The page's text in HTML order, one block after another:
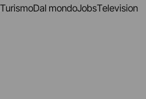
TurismoDal mondoJobsTelevision